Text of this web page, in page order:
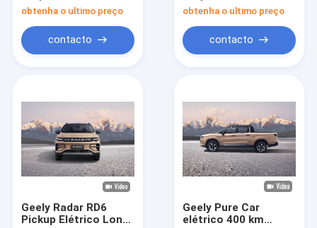
obtenha o ultimo preço
contacto
obtenha o ultimo preço
contacto
Geely Radar RD6
Pickup Elétrico Long
Geely Pure Car
elétrico 400 km